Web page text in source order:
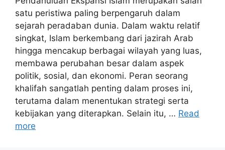
satu peristiwa paling berpengaruh dalam
sejarah peradaban dunia. Dalam waktu relatif
singkat, Islam berkembang dari jazirah Arab
hingga mencakup berbagai wilayah yang luas,
membawa perubahan besar dalam aspek
politik, sosial, dan ekonomi. Peran seorang
khalifah sangatlah penting dalam proses ini,
terutama dalam menentukan strategi serta
kebijakan yang diterapkan. Selain itu, … Read
more